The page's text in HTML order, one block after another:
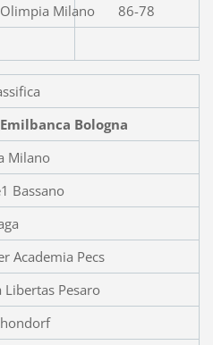
Milano
86-78
Bologna
Milano
Bassano
Academia Pecs
Libertas Pesaro